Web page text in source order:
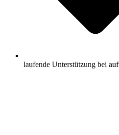
laufende Unterstützung bei